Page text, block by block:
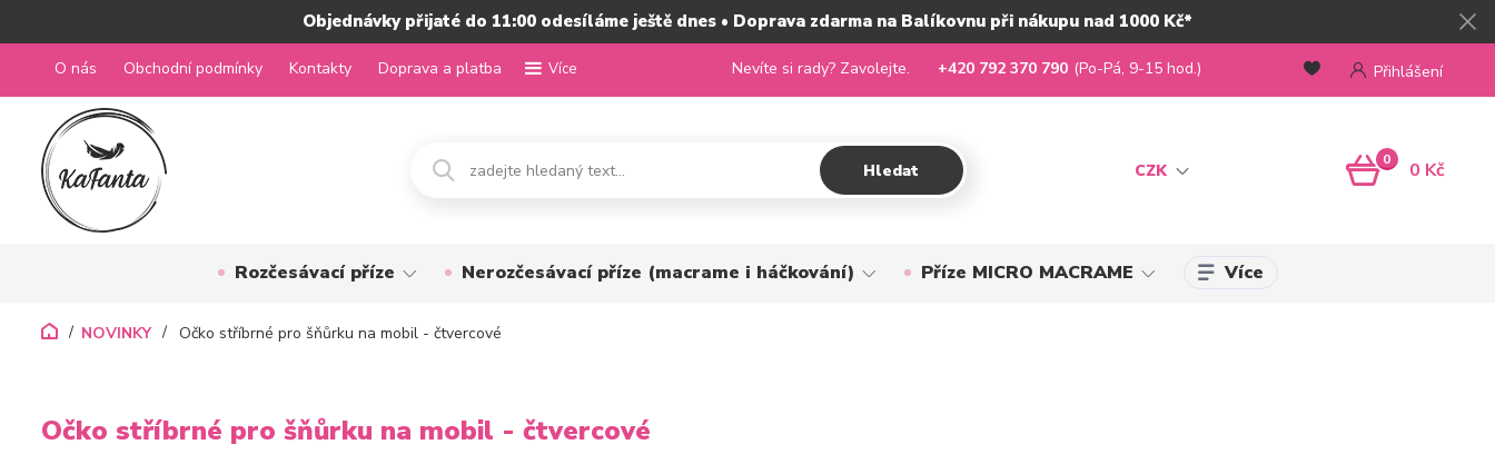
Objednávky přijaté do 11:00 odesíláme ještě dnes • Doprava zdarma na Balíkovnu při nákupu nad 1000 Kč*
O nás Obchodní podmínky Kontakty Doprava a platba Více
CZK
Přihlášení
Hledat
Nevíte si rady? Zavolejte. +420 792 370 790 (Po-Pá, 9-15 hod.)
0 0 Kč
Rozčesávací příze Nerozčesávací příze (macrame i háčkování) Příze MICRO MACRAME Více
NOVINKY Očko stříbrné pro šňůrku na mobil - čtvercové
Očko stříbrné pro šňůrku na mobil - čtvercové